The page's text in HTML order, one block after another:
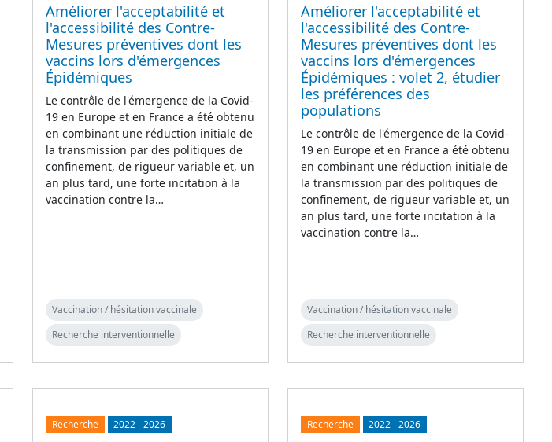
Améliorer l'acceptabilité et
l'accessibilité des Contre-
Mesures préventives dont les
vaccins lors d'émergences
Épidémiques
Le contrôle de l'émergence de la Covid-
19 en Europe et en France a été obtenu
en combinant une réduction initiale de
la transmission par des politiques de
confinement, de rigueur variable et, un
an plus tard, une forte incitation à la
vaccination contre la…
Vaccination / hésitation vaccinale
Recherche interventionnelle
Améliorer l'acceptabilité et
l'accessibilité des Contre-
Mesures préventives dont les
vaccins lors d'émergences
Épidémiques : volet 2, étudier
les préférences des
populations
Le contrôle de l'émergence de la Covid-
19 en Europe et en France a été obtenu
en combinant une réduction initiale de
la transmission par des politiques de
confinement, de rigueur variable et, un
an plus tard, une forte incitation à la
vaccination contre la…
Vaccination / hésitation vaccinale
Recherche interventionnelle
Recherche 2022-2026 Recherche 2022-2026